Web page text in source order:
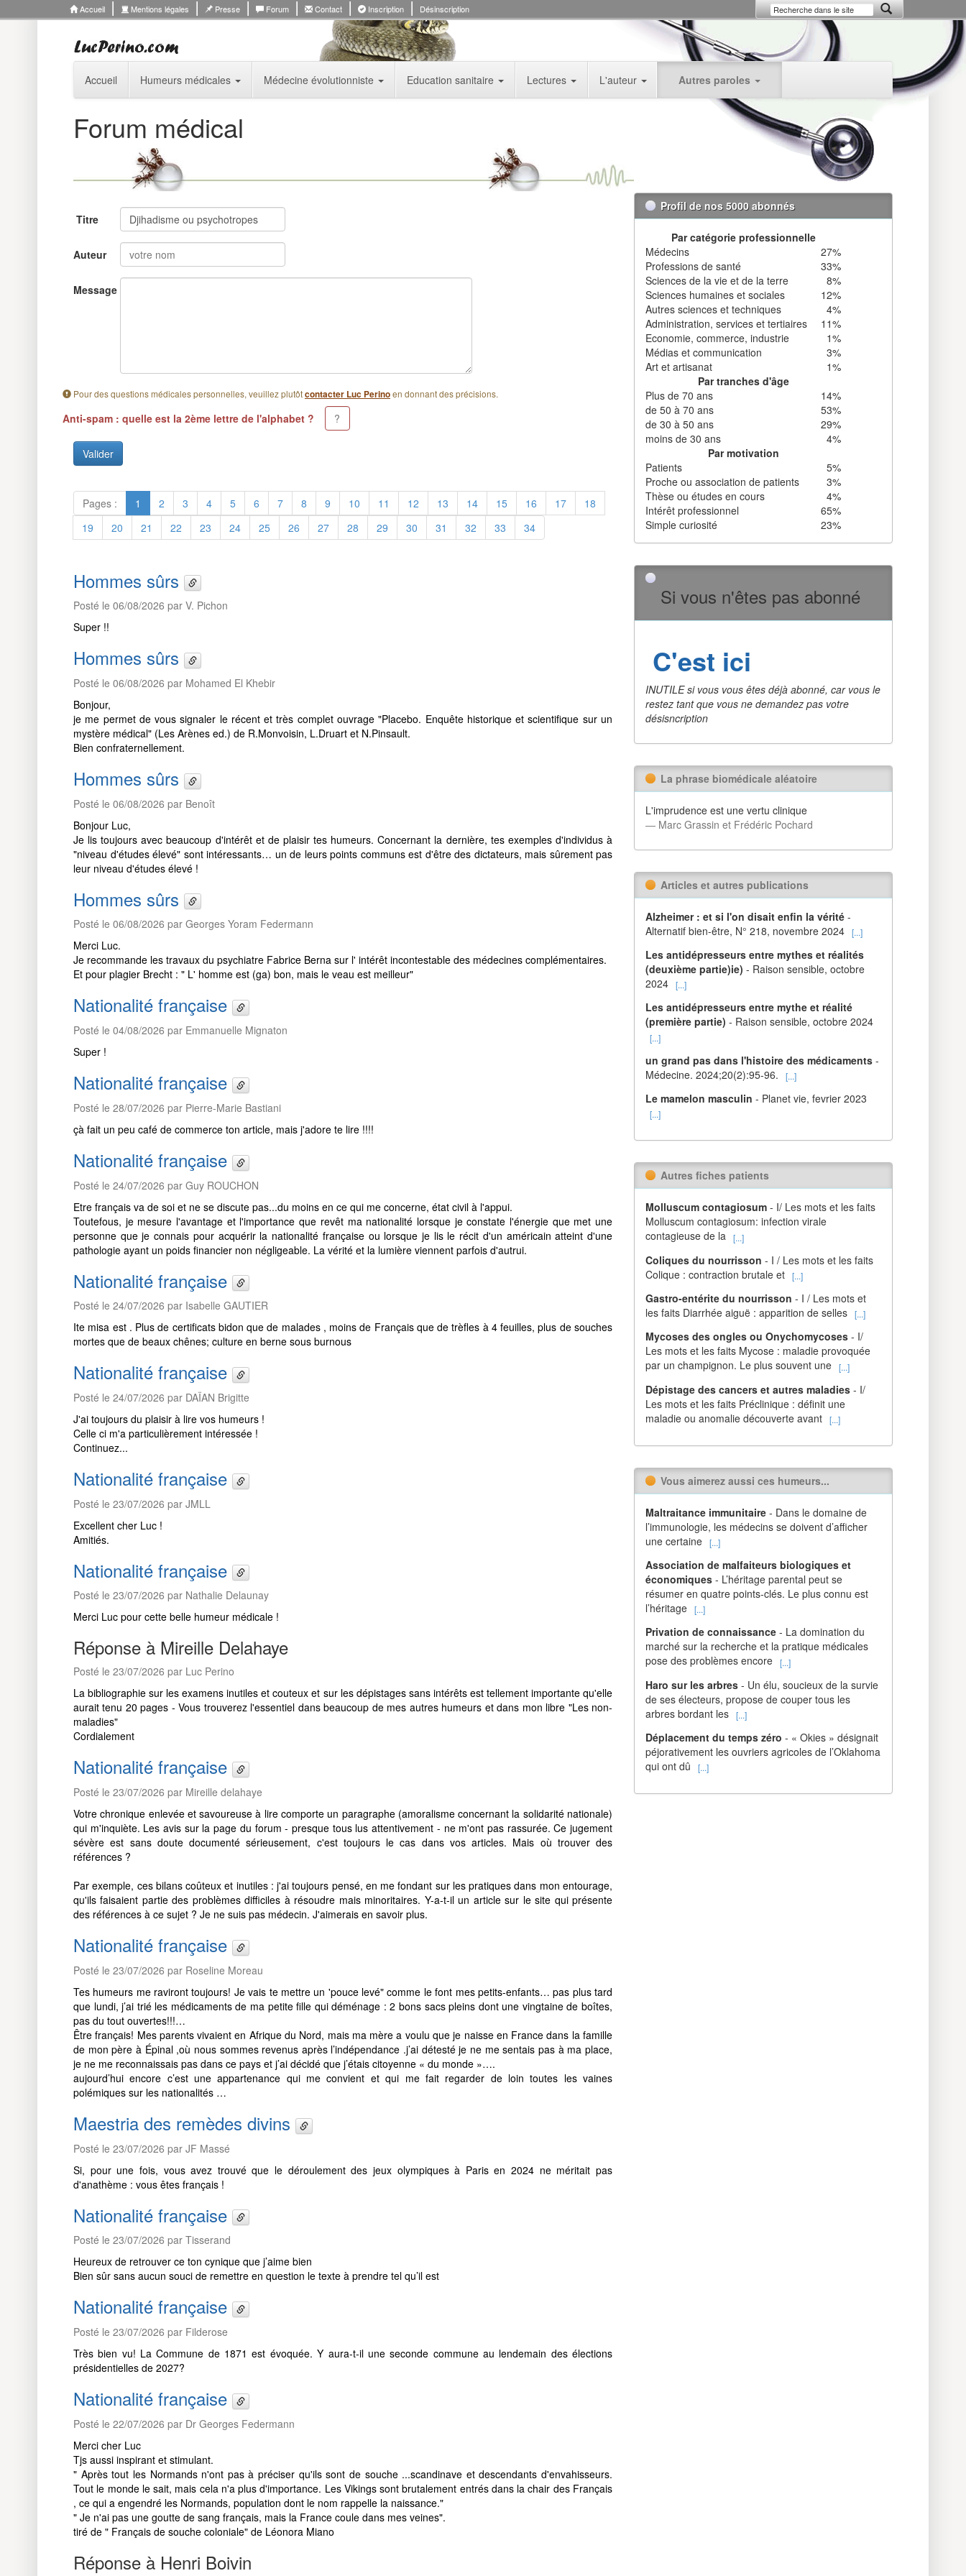
Accueil Mentions légales Presse Forum Contact Inscription Désinscription
Accueil Humeurs médicales Médecine évolutionniste Education sanitaire Lectures L'auteur Autres paroles
Forum médical
Titre
Auteur
Message
Pour des questions médicales personnelles, veuillez plutôtcontacter Luc Perinoen donnant des précisions.
Anti-spam : quelle est la 2ème lettre de l'alphabet ?
Pages : 1 2 3 4 5 6 7 8 9 10 11 12 13 14 15 16 17
18
19
20 21 22 23 24 25 26 27 28 29 30 31 32 33 34
Hommes sûrs
Posté le 06/08/2026 par V. Pichon
Super !!
Hommes sûrs
Posté le 06/08/2026 par Mohamed El Khebir
Bonjour,
je me permet de vous signaler le récent et très complet ouvrage "Placebo. Enquête historique et scientifique sur un
mystère médical" (Les Arènes ed.) de R.Monvoisin, L.Druart et N.Pinsault.
Bien confraternellement.
Hommes sûrs
Posté le 06/08/2026 par Benoît
Bonjour Luc,
Je lis toujours avec beaucoup d'intérêt et de plaisir tes humeurs. Concernant la dernière, tes exemples d'individus à
"niveau d'études élevé" sont intéressants… un de leurs points communs est d'être des dictateurs, mais sûrement pas
leur niveau d'études élevé !
Hommes sûrs
Posté le 06/08/2026 par Georges Yoram Federmann
Merci Luc.
Je recommande les travaux du psychiatre Fabrice Berna sur l' intérêt incontestable des médecines complémentaires.
Et pour plagier Brecht : " L' homme est (ga) bon, mais le veau est meilleur"
Nationalité française
Posté le 04/08/2026 par Emmanuelle Mignaton
Super !
Nationalité française
Posté le 28/07/2026 par Pierre-Marie Bastiani
çà fait un peu café de commerce ton article, mais j'adore te lire !!!!
Nationalité française
Posté le 24/07/2026 par Guy ROUCHON
Etre français va de soi et ne se discute pas...du moins en ce qui me concerne, état civil à l'appui.
Toutefous, je mesure l'avantage et l'importance que revêt ma nationalité lorsque je constate l'énergie que met une
personne que je connais pour acquérir la nationalité française ou lorsque je lis le récit d'un américain atteint d'une
pathologie ayant un poids financier non négligeable. La vérité et la lumière viennent parfois d'autrui.
Nationalité française
Posté le 24/07/2026 par Isabelle GAUTIER
Ite misa est . Plus de certificats bidon que de malades , moins de Français que de trèfles à 4 feuilles, plus de souches
mortes que de beaux chênes; culture en berne sous burnous
Nationalité française
Posté le 24/07/2026 par DAÏAN Brigitte
J'ai toujours du plaisir à lire vos humeurs !
Celle ci m'a particulièrement intéressée !
Continuez...
Nationalité française
Posté le 23/07/2026 par JMLL
Excellent cher Luc !
Amitiés.
Nationalité française
Posté le 23/07/2026 par Nathalie Delaunay
Merci Luc pour cette belle humeur médicale !
Réponse à Mireille Delahaye
Posté le 23/07/2026 par Luc Perino
La bibliographie sur les examens inutiles et couteux et sur les dépistages sans intérêts est tellement importante qu'elle
aurait tenu 20 pages - Vous trouverez l'essentiel dans beaucoup de mes autres humeurs et dans mon libre "Les non-
maladies"
Cordialement
Nationalité française
Posté le 23/07/2026 par Mireille delahaye
Votre chronique enlevée et savoureuse à lire comporte un paragraphe (amoralisme concernant la solidarité nationale)
qui m'inquiète. Les avis sur la page du forum - presque tous lus attentivement - ne m'ont pas rassurée. Ce jugement
sévère est sans doute documenté sérieusement, c'est toujours le cas dans vos articles. Mais où trouver des
références ?
Par exemple, ces bilans coûteux et inutiles : j'ai toujours pensé, en me fondant sur les pratiques dans mon entourage,
qu'ils faisaient partie des problèmes difficiles à résoudre mais minoritaires. Y-a-t-il un article sur le site qui présente
des références à ce sujet ? Je ne suis pas médecin. J'aimerais en savoir plus.
Nationalité française
Posté le 23/07/2026 par Roseline Moreau
Tes humeurs me raviront toujours! Je vais te mettre un 'pouce levé" comme le font mes petits-enfants… pas plus tard
que lundi, j’ai trié les médicaments de ma petite fille qui déménage : 2 bons sacs pleins dont une vingtaine de boîtes,
pas du tout ouvertes!!!…
Être français! Mes parents vivaient en Afrique du Nord, mais ma mère a voulu que je naisse en France dans la famille
de mon père à Épinal ,où nous sommes revenus après l’indépendance .j’ai détesté je ne me sentais pas à ma place,
je ne me reconnaissais pas dans ce pays et j’ai décidé que j’étais citoyenne « du monde »….
aujourd’hui encore c’est une appartenance qui me convient et qui me fait regarder de loin toutes les vaines
polémiques sur les nationalités …
Maestria des remèdes divins
Posté le 23/07/2026 par JF Massé
Si, pour une fois, vous avez trouvé que le déroulement des jeux olympiques à Paris en 2024 ne méritait pas
d'anathème : vous êtes français !
Nationalité française
Posté le 23/07/2026 par Tisserand
Heureux de retrouver ce ton cynique que j’aime bien
Bien sûr sans aucun souci de remettre en question le texte à prendre tel qu’il est
Nationalité française
Posté le 23/07/2026 par Filderose
Très bien vu! La Commune de 1871 est évoquée. Y aura-t-il une seconde commune au lendemain des élections
présidentielles de 2027?
Nationalité française
Posté le 22/07/2026 par Dr Georges Federmann
Merci cher Luc
Tjs aussi inspirant et stimulant.
" Après tout les Normands n'ont pas à préciser qu'ils sont de souche ...scandinave et descendants d'envahisseurs.
Tout le monde le sait, mais cela n'a plus d'importance. Les Vikings sont brutalement entrés dans la chair des Français
, ce qui a engendré les Normands, population dont le nom rappelle la naissance."
" Je n'ai pas une goutte de sang français, mais la France coule dans mes veines".
tiré de " Français de souche coloniale" de Léonora Miano
Réponse à Henri Boivin
Profil de nos 5000 abonnés
Par catégorie professionnelle
Médecins
27%
Professions de santé
33%
Sciences de la vie et de la terre
8%
Sciences humaines et sociales
12%
Autres sciences et techniques
4%
Administration, services et tertiaires
11%
Economie, commerce, industrie
1%
Médias et communication
3%
Art et artisanat
1%
Par tranches d'âge
Plus de 70 ans
14%
de 50 à 70 ans
53%
de 30 à 50 ans
29%
moins de 30 ans
4%
Par motivation
Patients
5%
Proche ou association de patients
3%
Thèse ou études en cours
4%
Intérêt professionnel
65%
Simple curiosité
23%
Si vous n'êtes pas abonné
C'est ici
INUTILE si vous vous êtes déjà abonné, car vous le
restez tant que vous ne demandez pas votre
désisncription
La phrase biomédicale aléatoire
L'imprudence est une vertu clinique
― Marc Grassin et Frédéric Pochard
Articles et autres publications
Alzheimer : et si l'on disait enfin la vérité -
Alternatif bien-être, N° 218, novembre 2024 [...]
Les antidépresseurs entre mythes et réalités
(deuxième partie)ie) - Raison sensible, octobre
2024 [...]
Les antidépresseurs entre mythe et réalité
(première partie) - Raison sensible, octobre 2024
[...]
un grand pas dans l'histoire des médicaments -
Médecine. 2024;20(2):95-96.
[...]
Le mamelon masculin - Planet vie, fevrier 2023
[...]
Autres fiches patients
Molluscum contagiosum - I/ Les mots et les faits
Molluscum contagiosum: infection virale
contagieuse de la [...]
Coliques du nourrisson - I / Les mots et les faits
Colique : contraction brutale et [...]
Gastro-entérite du nourrisson - I / Les mots et
les faits Diarrhée aiguë : apparition de selles [...]
Mycoses des ongles ou Onychomycoses - I/
Les mots et les faits Mycose : maladie provoquée
par un champignon. Le plus souvent une [...]
Dépistage des cancers et autres maladies - I/
Les mots et les faits Préclinique : définit une
maladie ou anomalie découverte avant [...]
Vous aimerez aussi ces humeurs...
Maltraitance immunitaire - Dans le domaine de
l’immunologie, les médecins se doivent d’afficher
une certaine [...]
Association de malfaiteurs biologiques et
économiques - L’héritage parental peut se
résumer en quatre points-clés. Le plus connu est
l’héritage [...]
Privation de connaissance - La domination du
marché sur la recherche et la pratique médicales
pose des problèmes encore [...]
Haro sur les arbres - Un élu, soucieux de la survie
de ses électeurs, propose de couper tous les
arbres bordant les [...]
Déplacement du temps zéro - « Okies » désignait
péjorativement les ouvriers agricoles de l’Oklahoma
qui ont dû
[...]